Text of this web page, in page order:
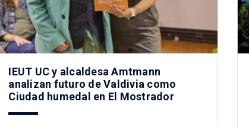
IEUT UC y alcaldesa Amtmann
analizan futuro de Valdivia como
Ciudad humedal en El Mostrador